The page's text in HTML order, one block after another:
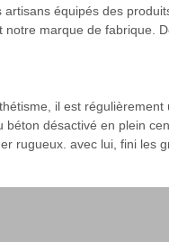
équipés des
marque de fabrique.
il est régulièrement
désactivé en plein
rugueux. avec lui, fini les